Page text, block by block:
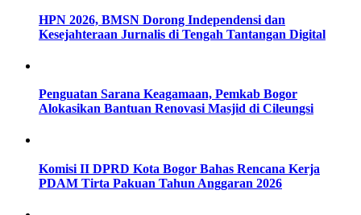
HPN 2026, BMSN Dorong Independensi dan
Kesejahteraan Jurnalis di Tengah Tantangan Digital
Penguatan Sarana Keagamaan, Pemkab Bogor
Alokasikan Bantuan Renovasi Masjid di Cileungsi
Komisi II DPRD Kota Bogor Bahas Rencana Kerja
PDAM Tirta Pakuan Tahun Anggaran 2026